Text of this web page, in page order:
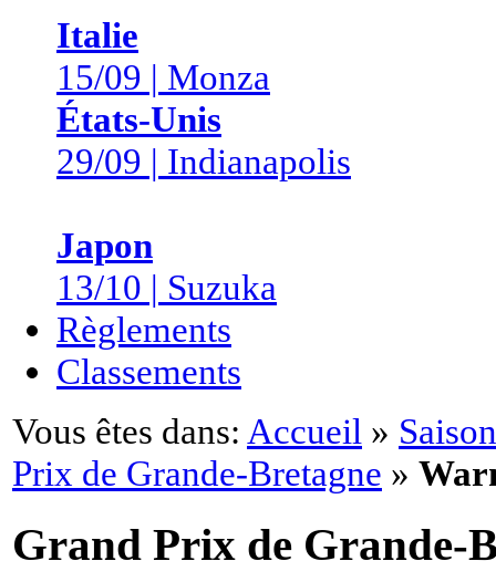
Italie
15/09 | Monza
États-Unis
29/09 | Indianapolis
Japon
13/10 | Suzuka
Règlements
Classements
Vous êtes dans: Accueil »
Prix de Grande-Bretagne »
Grand Prix de Grande-